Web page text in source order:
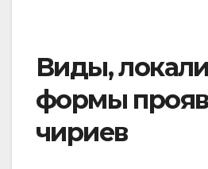
Виды,
формы
чириев